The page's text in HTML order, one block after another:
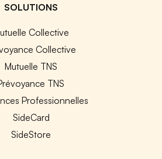
SOLUTIONS
Collective
Collective
Mutuelle TNS
TNS
Professionnelles
SideCard
SideStore